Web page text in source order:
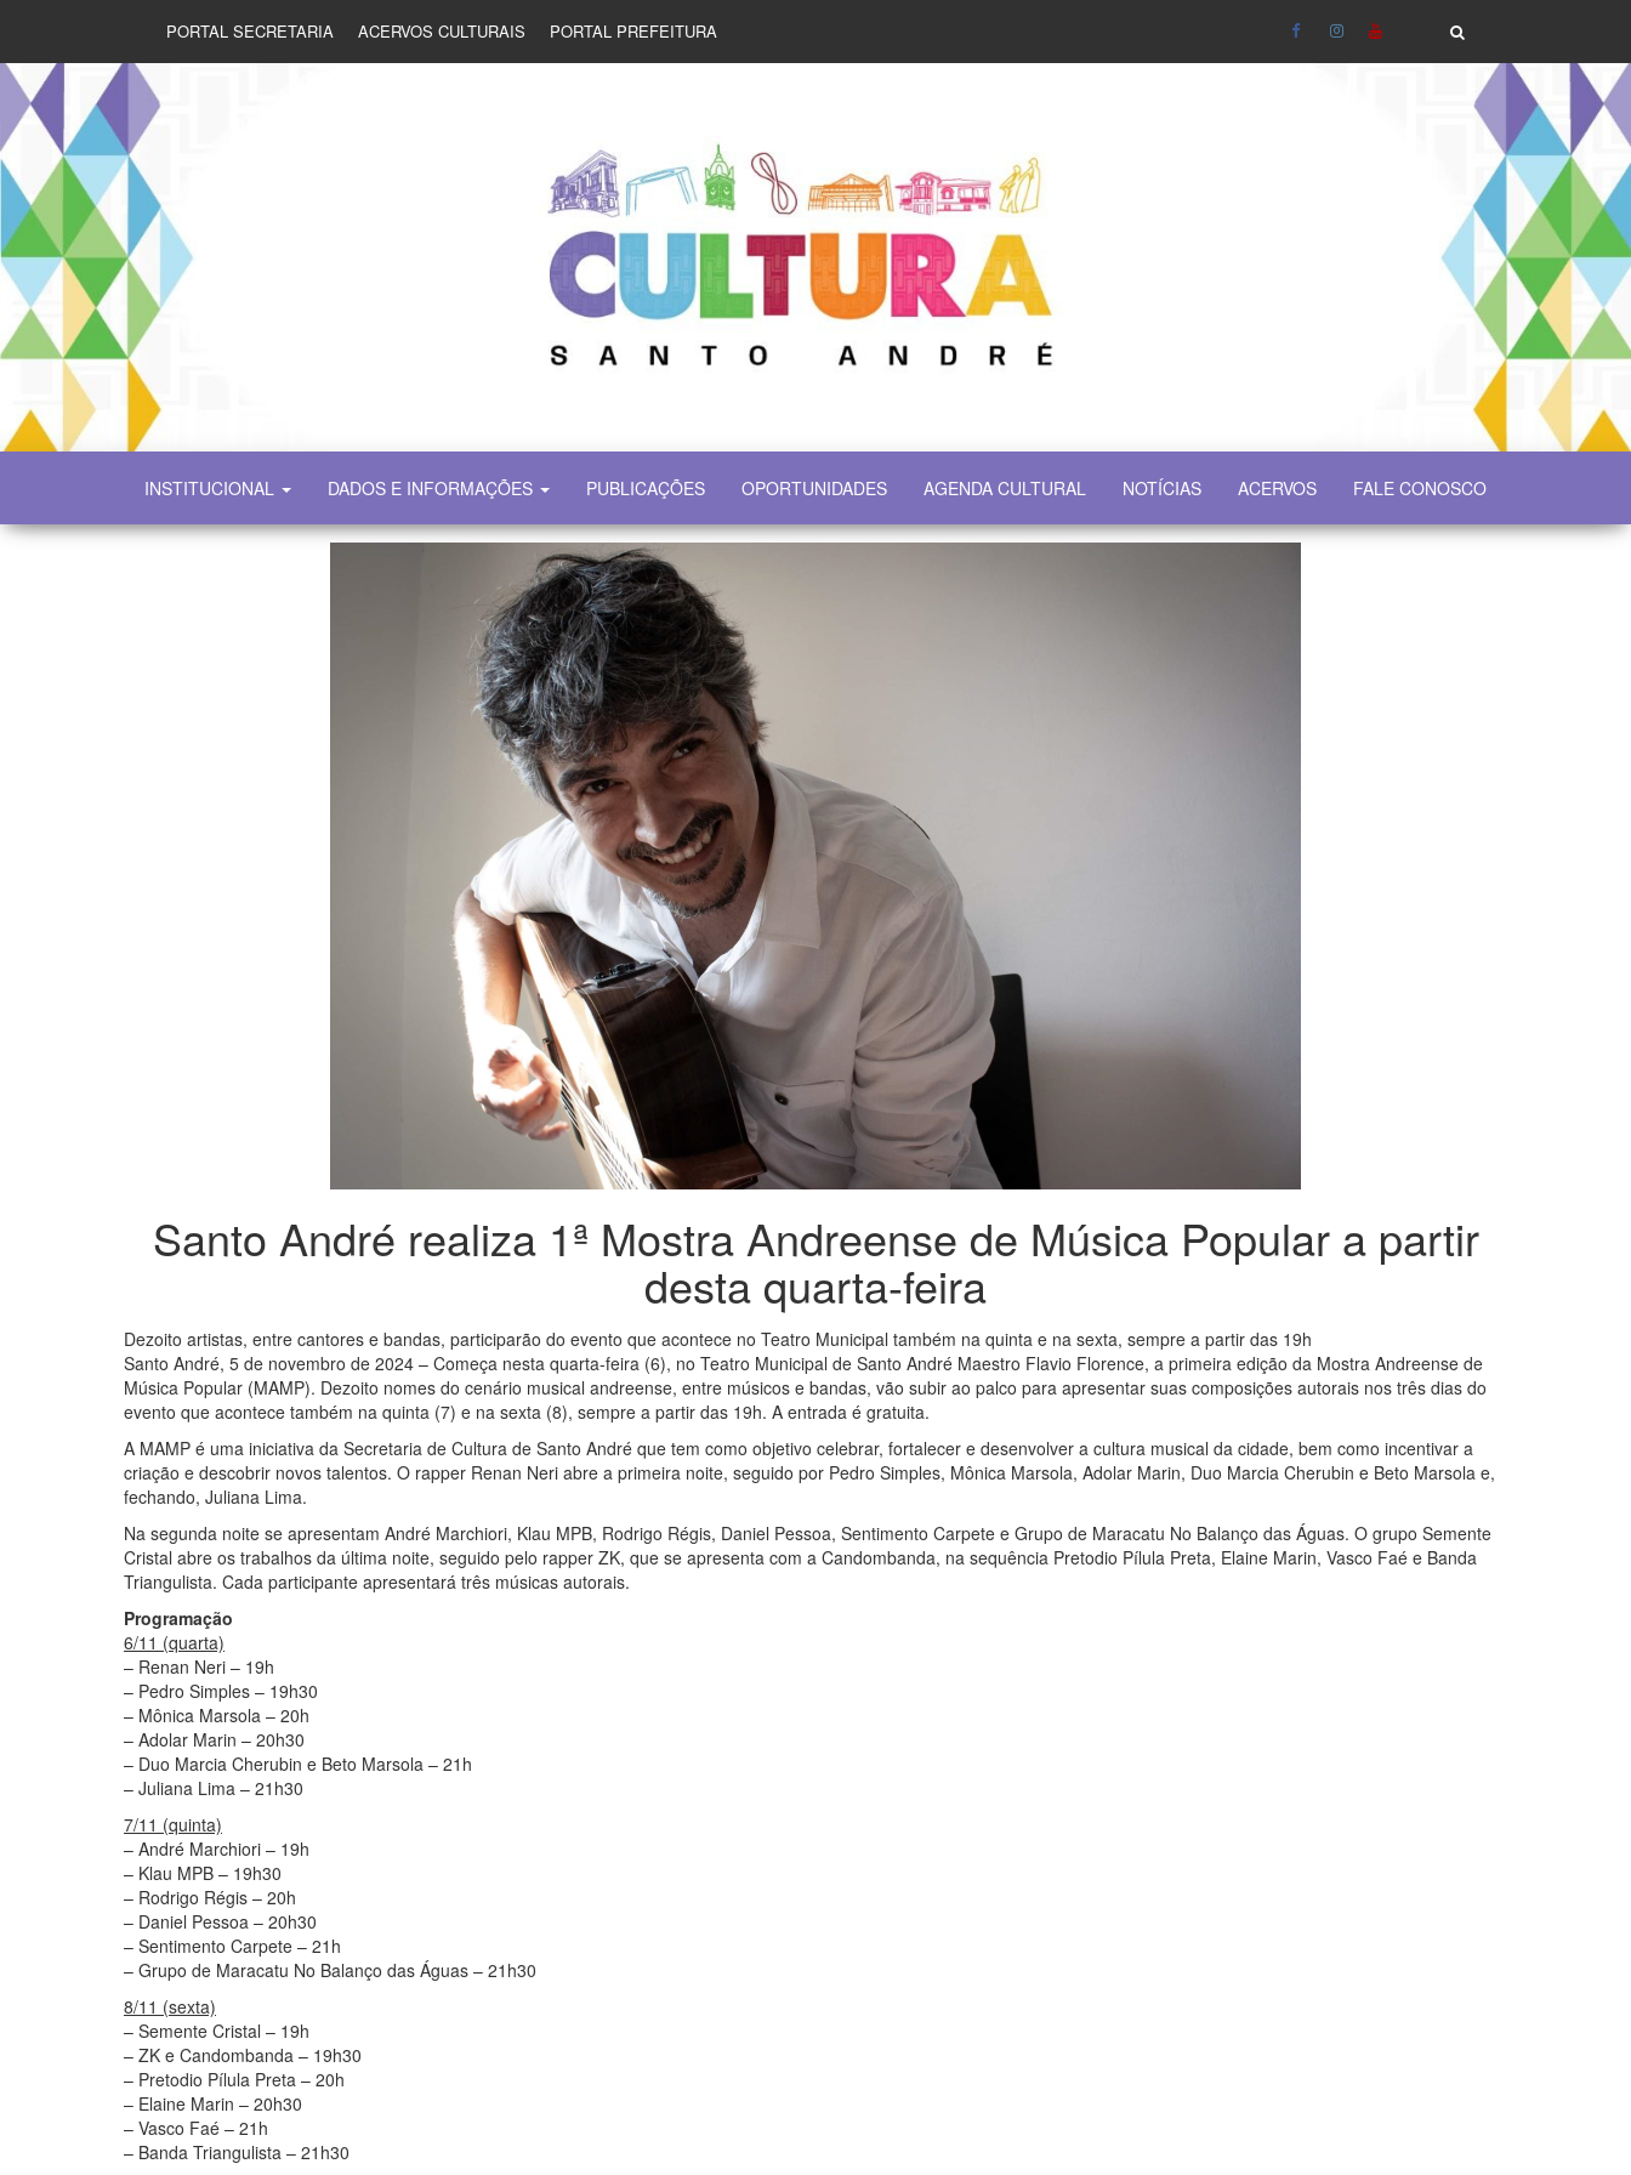
PORTAL SECRETARIA ACERVOS CULTURAIS PORTAL PREFEITURA
SECULT
INSTITUCIONAL DADOS E INFORMAÇÕES PUBLICAÇÕES OPORTUNIDADES AGENDA CULTURAL NOTÍCIAS ACERVOS FALE CONOSCO
Santo André realiza 1ª Mostra Andreense de Música Popular a partir
desta quarta-feira
Dezoito artistas, entre cantores e bandas, participarão do evento que acontece no Teatro Municipal também na quinta e na sexta, sempre a partir das 19h
Santo André, 5 de novembro de 2024 – Começa nesta quarta-feira (6), no Teatro Municipal de Santo André Maestro Flavio Florence, a primeira edição da Mostra Andreense de
Música Popular (MAMP). Dezoito nomes do cenário musical andreense, entre músicos e bandas, vão subir ao palco para apresentar suas composições autorais nos três dias do
evento que acontece também na quinta (7) e na sexta (8), sempre a partir das 19h. A entrada é gratuita.
A MAMP é uma iniciativa da Secretaria de Cultura de Santo André que tem como objetivo celebrar, fortalecer e desenvolver a cultura musical da cidade, bem como incentivar a
criação e descobrir novos talentos. O rapper Renan Neri abre a primeira noite, seguido por Pedro Simples, Mônica Marsola, Adolar Marin, Duo Marcia Cherubin e Beto Marsola e,
fechando, Juliana Lima.
Na segunda noite se apresentam André Marchiori, Klau MPB, Rodrigo Régis, Daniel Pessoa, Sentimento Carpete e Grupo de Maracatu No Balanço das Águas. O grupo Semente
Cristal abre os trabalhos da última noite, seguido pelo rapper ZK, que se apresenta com a Candombanda, na sequência Pretodio Pílula Preta, Elaine Marin, Vasco Faé e Banda
Triangulista. Cada participante apresentará três músicas autorais.
Programação
6/11 (quarta)
– Renan Neri – 19h
– Pedro Simples – 19h30
– Mônica Marsola – 20h
– Adolar Marin – 20h30
– Duo Marcia Cherubin e Beto Marsola – 21h
– Juliana Lima – 21h30
7/11 (quinta)
– André Marchiori – 19h
– Klau MPB – 19h30
– Rodrigo Régis – 20h
– Daniel Pessoa – 20h30
– Sentimento Carpete – 21h
– Grupo de Maracatu No Balanço das Águas – 21h30
8/11 (sexta)
– Semente Cristal – 19h
– ZK e Candombanda – 19h30
– Pretodio Pílula Preta – 20h
– Elaine Marin – 20h30
– Vasco Faé – 21h
– Banda Triangulista – 21h30